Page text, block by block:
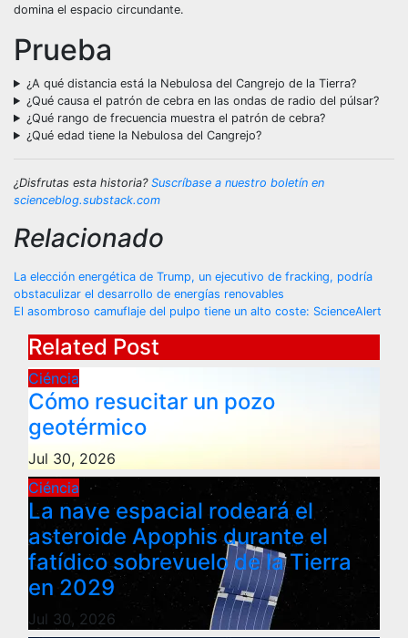
domina el espacio circundante.
Prueba
¿A qué distancia está la Nebulosa del Cangrejo de la Tierra?
¿Qué causa el patrón de cebra en las ondas de radio del púlsar?
¿Qué rango de frecuencia muestra el patrón de cebra?
¿Qué edad tiene la Nebulosa del Cangrejo?
¿Disfrutas esta historia? Suscríbase a nuestro boletín en
scienceblog.substack.com
Relacionado
Post
navigation
La elección energética de Trump, un ejecutivo de fracking, podría
obstaculizar el desarrollo de energías renovables
El asombroso camuflaje del pulpo tiene un alto coste: ScienceAlert
Related Post
Ciéncia
Cómo resucitar un pozo
geotérmico
Jul 30, 2026
Ciéncia
La nave espacial rodeará el
asteroide Apophis durante el
fatídico sobrevuelo de la Tierra
en 2029
Jul 30, 2026